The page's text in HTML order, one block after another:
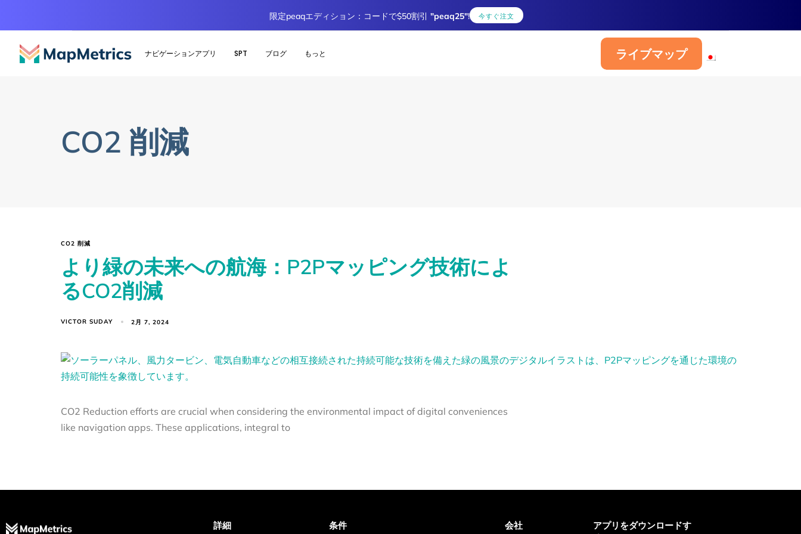
限定peaqエディション：コードで$50割引 "peaq25"! 今すぐ注文
ナビゲーションアプリ SPT ブログ もっと ライブマップ
CO2 削減
CO2 削減
より緑の未来への航海：P2Pマッピング技術によ
るCO2削減
VICTOR SUDAY 2月 7, 2024
CO2 Reduction efforts are crucial when considering the environmental impact of digital conveniences
like navigation apps. These applications, integral to
詳細 条件 会社
アプリをダウンロードす